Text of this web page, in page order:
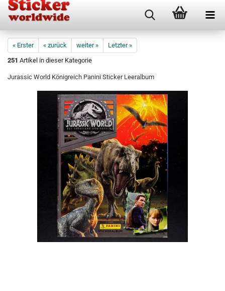
« Erster « zurück weiter »
Letzter »
251 Artikel in dieser Kategorie
Jurassic World Königreich Panini Sticker Leeralbum